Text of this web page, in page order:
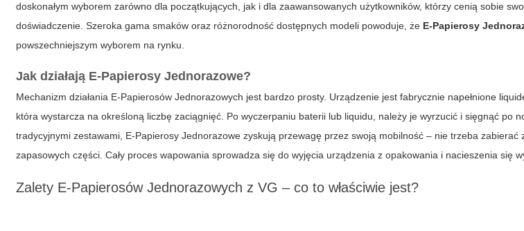
doskonałym wyborem zarówno dla początkujących, jak i dla zaawansowanych użytkowników, którzy cenią sobie
doświadczenie. Szeroka gama smaków oraz różnorodność dostępnych modeli powoduje, że E-Papierosy
powszechniejszym wyborem na rynku.
Jak działają E-Papierosy Jednorazowe?
Mechanizm działania E-Papierosów Jednorazowych jest bardzo prosty. Urządzenie jest fabrycznie napełnione
która wystarcza na określoną liczbę zaciągnięć. Po wyczerpaniu baterii lub liquidu, należy je wyrzucić i sięgnąć po
tradycyjnymi zestawami, E-Papierosy Jednorazowe zyskują przewagę przez swoją mobilność – nie trzeba zabierać
zapasowych części. Cały proces wapowania sprowadza się do wyjęcia urządzenia z opakowania i nacieszenia się
Zalety E-Papierosów Jednorazowych z VG – co to właściwie jest?